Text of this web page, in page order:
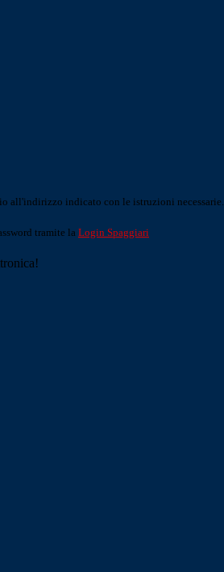
all'indirizzo indicato con le istruzioni necessarie.
tramite la Login Spaggiari